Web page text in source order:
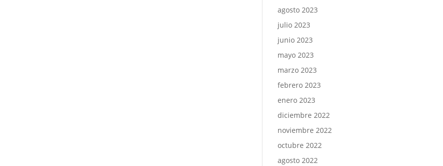
agosto 2023
julio 2023
junio 2023
mayo 2023
marzo 2023
febrero 2023
enero 2023
diciembre 2022
noviembre 2022
octubre 2022
agosto 2022